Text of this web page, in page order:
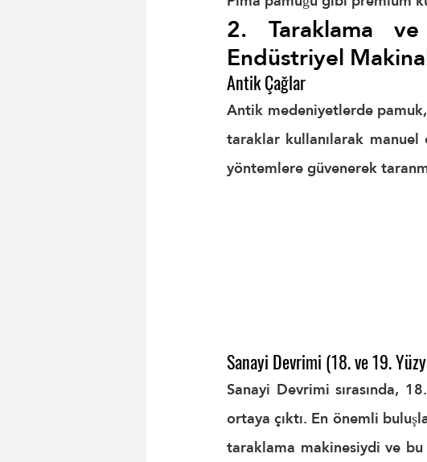
2. Taraklama
Endüstriyel
Antik Çağlar
Antik medeniyetlerde
taraklar kullanılarak
yöntemlere güvenerek
Sanayi Devrimi (18. ve 19.
Sanayi Devrimi sırasında,
ortaya çıktı. En önemli
taraklama makinesiydi ve